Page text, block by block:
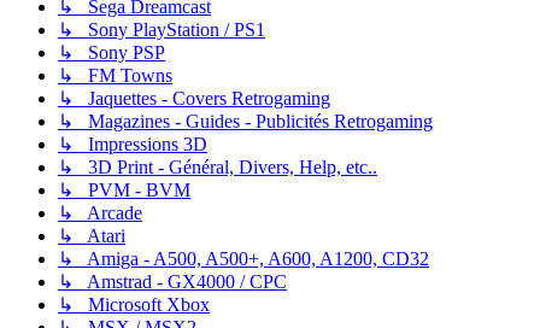
↳ Sega Dreamcast
↳ Sony PlayStation / PS1
↳ Sony PSP
↳ FM Towns
↳ Jaquettes - Covers Retrogaming
↳ Magazines - Guides - Publicités Retrogaming
↳ Impressions 3D
↳ 3D Print - Général, Divers, Help, etc..
↳ PVM - BVM
↳ Arcade
↳ Atari
↳ Amiga - A500, A500+, A600, A1200, CD32
↳ Amstrad - GX4000 / CPC
↳ Microsoft Xbox